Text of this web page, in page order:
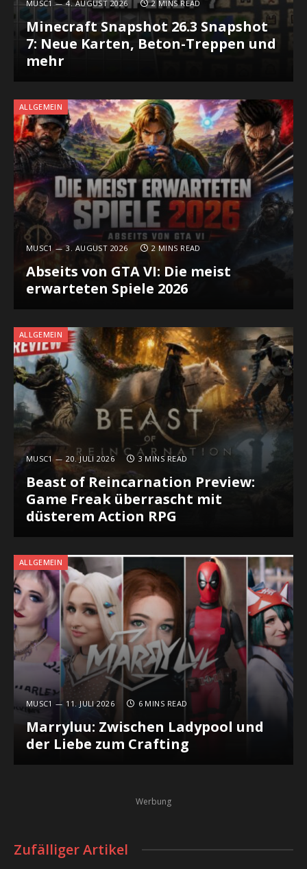
MUSC1 4. AUGUST 2026 2 MINS READ
Minecraft Snapshot 26.3 Snapshot
7: Neue Karten, Beton-Treppen und
mehr
ALLGEMEIN
MUSC1 3. AUGUST 2026 2 MINS READ
Abseits von GTA VI: Die meist
erwarteten Spiele 2026
ALLGEMEIN
MUSC1 20. JULI 2026 3 MINS READ
Beast of Reincarnation Preview:
Game Freak überrascht mit
düsterem Action RPG
ALLGEMEIN
MUSC1 11. JULI 2026 6 MINS READ
Marryluu: Zwischen Ladypool und
der Liebe zum Crafting
Werbung
Zufälliger Artikel